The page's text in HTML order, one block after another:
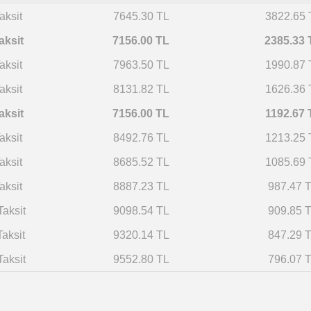
7645.30 TL 3822.65
7156.00 TL 2385.33
7963.50 TL 1990.87
8131.82 TL 1626.36
7156.00 TL 1192.67
8492.76 TL 1213.25
8685.52 TL 1085.69
8887.23 TL 987.47
9098.54 TL 909.85
9320.14 TL 847.29
9552.80 TL 796.07